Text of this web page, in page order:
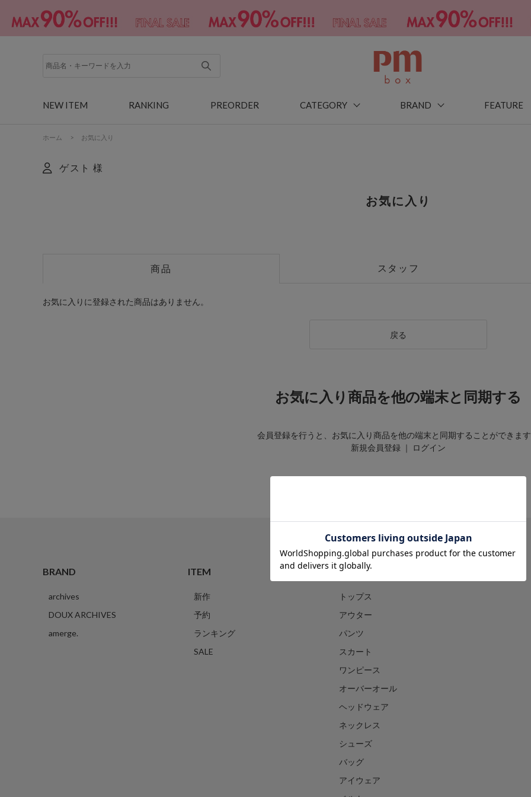
NEW ITEM RANKING PREORDER CATEGORY BRAND FEATURE
ホーム > お気に入り
ゲスト 様
お気に入り
商品 スタッフ
お気に入りに登録された商品はありません。
戻る
お気に入り商品を他の端末と同期する
会員登録を行うと、お気に入り商品を他の端末と同期することができます
新規会員登録 ｜ ログイン
BRAND
archives
DOUX ARCHIVES
amerge.
ITEM
新作
予約
ランキング
SALE
CATEGORY
トップス
アウター
パンツ
スカート
ワンピース
オーバーオール
ヘッドウェア
ネックレス
シューズ
バッグ
アイウェア